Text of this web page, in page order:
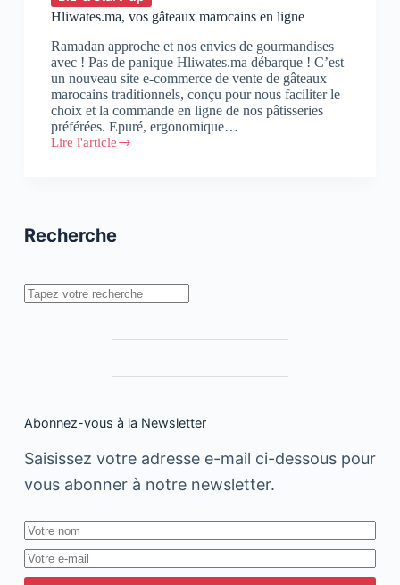
Hliwates.ma, vos gâteaux marocains en ligne
Ramadan approche et nos envies de gourmandises
avec ! Pas de panique Hliwates.ma débarque ! C’est
un nouveau site e-commerce de vente de gâteaux
marocains traditionnels, conçu pour nous faciliter le
choix et la commande en ligne de nos pâtisseries
préférées. Epuré, ergonomique…
Lire l'article
Hliwates.ma,
Recherche
Rechercher
Abonnez-vous à la Newsletter
Saisissez votre adresse e-mail ci-dessous pour
vous abonner à notre newsletter.